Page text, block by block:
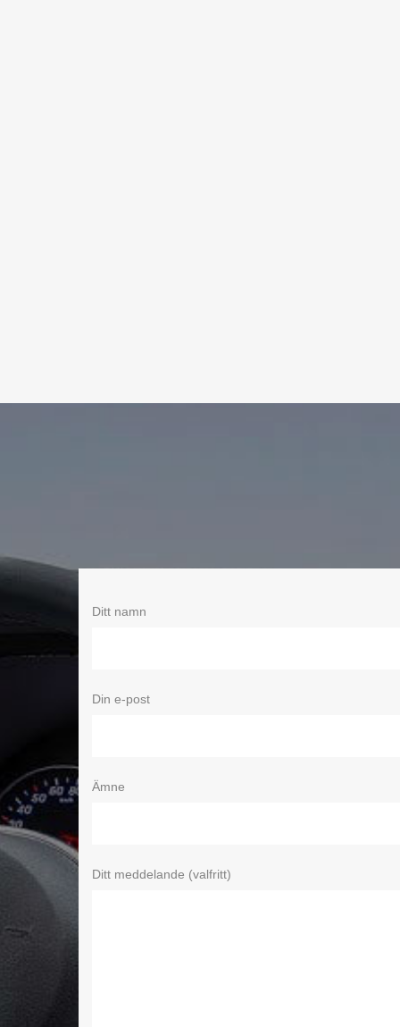
Ditt namn
Din e-post
Ämne
Ditt meddelande (valfritt)